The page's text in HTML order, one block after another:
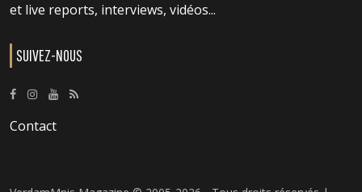
et live reports, interviews, vidéos...
SUIVEZ-NOUS
Contact